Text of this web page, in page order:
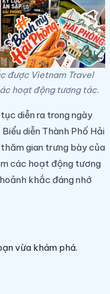
được Vietnam Travel
hoạt động tương tác.
diễn ra trong ngày
diễn Thành Phố Hải
gian trưng bày của
các hoạt động tương
khắc đáng nhớ
vừa khám phá.